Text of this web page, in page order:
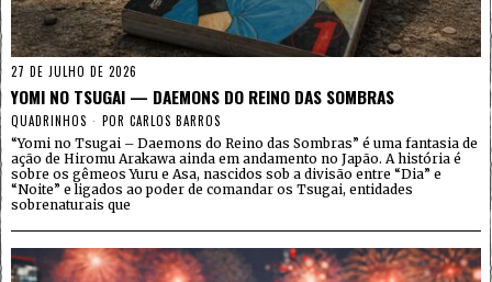
27 DE JULHO DE 2026
YOMI NO TSUGAI — DAEMONS DO REINO DAS SOMBRAS
QUADRINHOS POR CARLOS BARROS
“Yomi no Tsugai – Daemons do Reino das Sombras” é uma fantasia de
ação de Hiromu Arakawa ainda em andamento no Japão. A história é
sobre os gêmeos Yuru e Asa, nascidos sob a divisão entre “Dia” e
“Noite” e ligados ao poder de comandar os Tsugai, entidades
sobrenaturais que